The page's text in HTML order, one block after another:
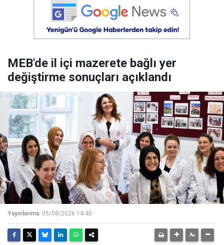
MEB'de il içi mazerete bağlı yer
değiştirme sonuçları açıklandı
Yayınlanma: 05/08/2026 14:40